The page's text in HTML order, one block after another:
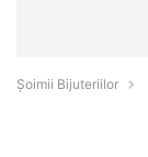
Şoimii Bijuteriilor